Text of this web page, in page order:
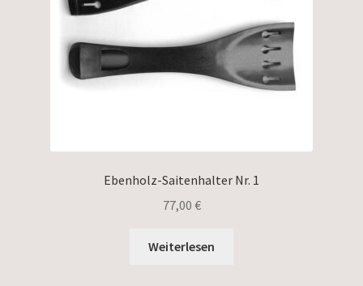
Ebenholz-Saitenhalter Nr. 1
77,00 €
Weiterlesen